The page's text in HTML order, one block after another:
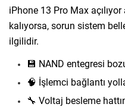
iPhone 13 Pro Max
kalıyorsa, sorun sistem
ilgilidir.
💾 NAND entegresi
🧠 İşlemci bağlantı
🔧 Voltaj besleme